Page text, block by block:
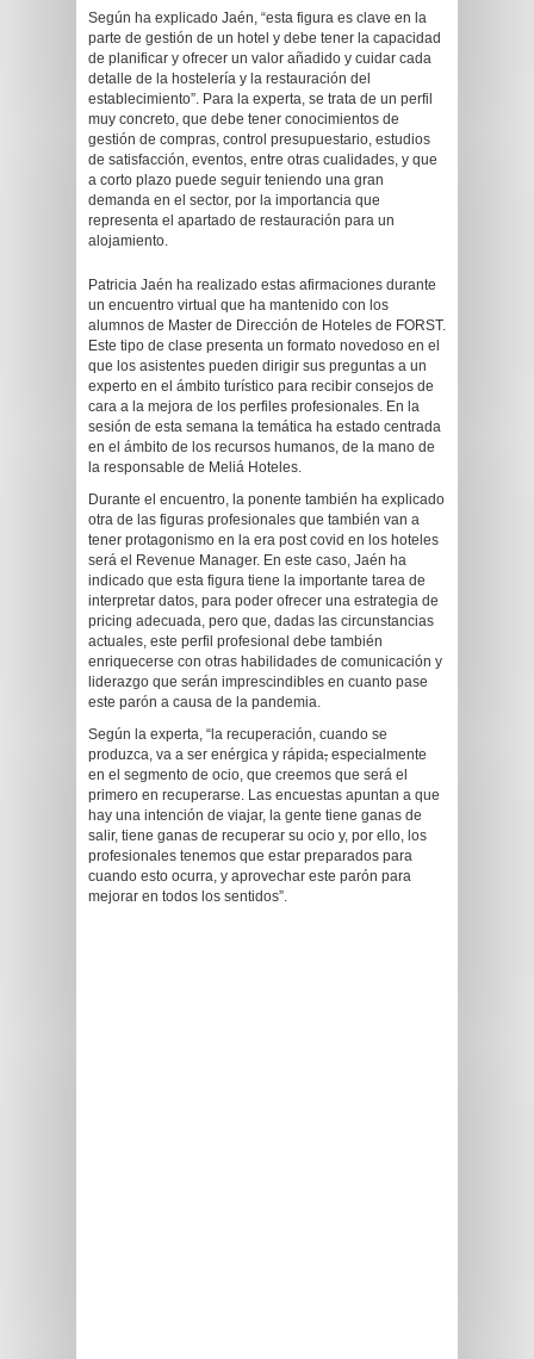
Según ha explicado Jaén, “esta figura es clave en la
parte de gestión de un hotel y debe tener la capacidad
de planificar y ofrecer un valor añadido y cuidar cada
detalle de la hostelería y la restauración del
establecimiento”. Para la experta, se trata de un perfil
muy concreto, que debe tener conocimientos de
gestión de compras, control presupuestario, estudios
de satisfacción, eventos, entre otras cualidades, y que
a corto plazo puede seguir teniendo una gran
demanda en el sector, por la importancia que
representa el apartado de restauración para un
alojamiento.
Patricia Jaén ha realizado estas afirmaciones durante
un encuentro virtual que ha mantenido con los
alumnos de Master de Dirección de Hoteles de FORST.
Este tipo de clase presenta un formato novedoso en el
que los asistentes pueden dirigir sus preguntas a un
experto en el ámbito turístico para recibir consejos de
cara a la mejora de los perfiles profesionales. En la
sesión de esta semana la temática ha estado centrada
en el ámbito de los recursos humanos, de la mano de
la responsable de Meliá Hoteles.
Durante el encuentro, la ponente también ha explicado
otra de las figuras profesionales que también van a
tener protagonismo en la era post covid en los hoteles
será el Revenue Manager. En este caso, Jaén ha
indicado que esta figura tiene la importante tarea de
interpretar datos, para poder ofrecer una estrategia de
pricing adecuada, pero que, dadas las circunstancias
actuales, este perfil profesional debe también
enriquecerse con otras habilidades de comunicación y
liderazgo que serán imprescindibles en cuanto pase
este parón a causa de la pandemia.
Según la experta, “la recuperación, cuando se
produzca, va a ser enérgica y rápida, especialmente
en el segmento de ocio, que creemos que será el
primero en recuperarse. Las encuestas apuntan a que
hay una intención de viajar, la gente tiene ganas de
salir, tiene ganas de recuperar su ocio y, por ello, los
profesionales tenemos que estar preparados para
cuando esto ocurra, y aprovechar este parón para
mejorar en todos los sentidos”.